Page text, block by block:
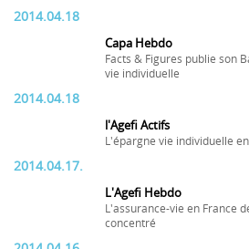
2014.04.18
Capa Hebdo
Facts & Figures publie son
vie individuelle
2014.04.18
l'Agefi Actifs
L'épargne vie individuelle
2014.04.17.
L'Agefi Hebdo
L'assurance-vie en France
concentré